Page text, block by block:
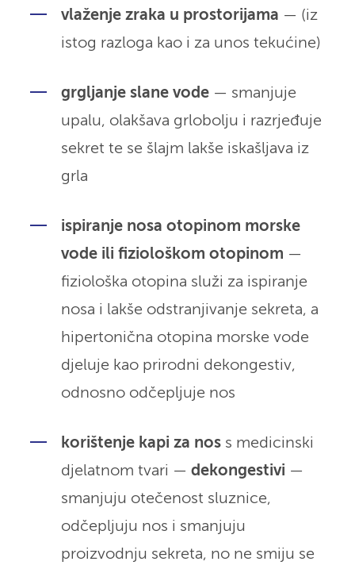
vlaženje zraka u prostorijama — (iz
istog razloga kao i za unos tekućine)
grgljanje slane vode— smanjuje
upalu, olakšava grlobolju i razrjeđuje
sekret te se šlajm lakše iskašljava iz
grla
ispiranje nosa otopinom morske
vode ili fiziološkom otopinom —
fiziološka otopina služi za ispiranje
nosa i lakše odstranjivanje sekreta, a
hipertonična otopina morske vode
djeluje kao prirodni dekongestiv,
odnosno odčepljuje nos
korištenje kapi za noss medicinski
djelatnom tvari — dekongestivi —
smanjuju otečenost sluznice,
odčepljuju nos i smanjuju
proizvodnju sekreta, no ne smiju se